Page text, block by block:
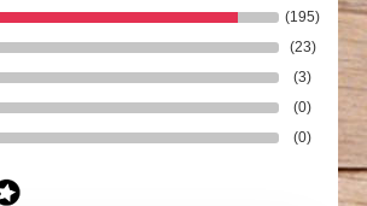
(195)
(23)
(3)
(0)
(0)